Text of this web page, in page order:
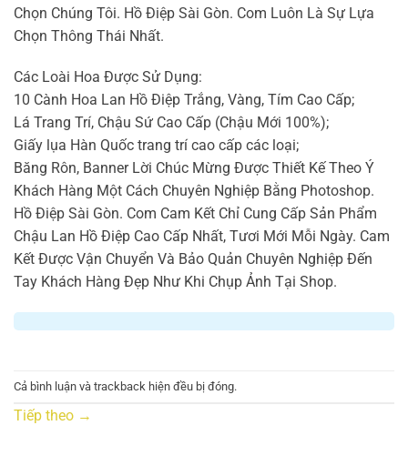
Chọn Chúng Tôi. Hồ Điệp Sài Gòn. Com Luôn Là Sự Lựa
Chọn Thông Thái Nhất.
Các Loài Hoa Được Sử Dụng:
10 Cành Hoa Lan Hồ Điệp Trắng, Vàng, Tím Cao Cấp;
Lá Trang Trí, Chậu Sứ Cao Cấp (Chậu Mới 100%);
Giấy lụa Hàn Quốc trang trí cao cấp các loại;
Băng Rôn, Banner Lời Chúc Mừng Được Thiết Kế Theo Ý
Khách Hàng Một Cách Chuyên Nghiệp Bằng Photoshop.
Hồ Điệp Sài Gòn. Com Cam Kết Chỉ Cung Cấp Sản Phẩm
Chậu Lan Hồ Điệp Cao Cấp Nhất, Tươi Mới Mỗi Ngày. Cam
Kết Được Vận Chuyển Và Bảo Quản Chuyên Nghiệp Đến
Tay Khách Hàng Đẹp Như Khi Chụp Ảnh Tại Shop.
Cả bình luận và trackback hiện đều bị đóng.
Tiếp theo →